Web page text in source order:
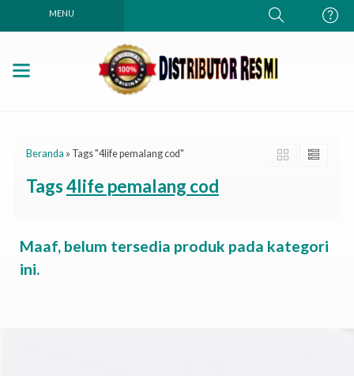
MENU
Beranda » Tags "4life pemalang cod"
Tags4life pemalang cod
Maaf, belum tersedia produk pada kategori
ini.